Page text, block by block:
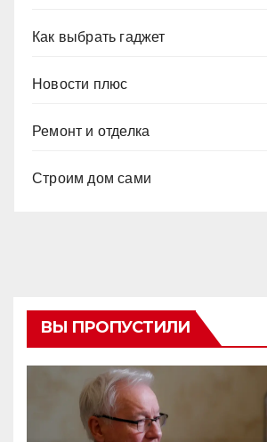
Как выбрать гаджет
Новости плюс
Ремонт и отделка
Строим дом сами
ВЫ ПРОПУСТИЛИ